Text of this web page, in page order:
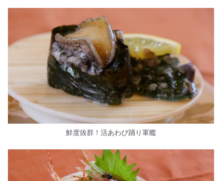
鮮度抜群！活あわび踊り軍艦